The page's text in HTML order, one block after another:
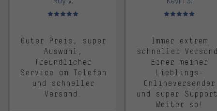
Bewertungen: 5 von 5
Guter Preis, super
Auswahl,
freundlicher
Service am Telefon
und schneller
Versand.
Bewertungen: 5 von 5
Immer extrem
schneller
Einer meiner
Lieblings-
Onlineversender
und super
Weiter so!